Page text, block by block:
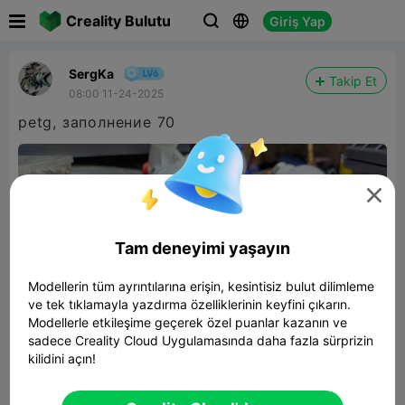
Creality Bulutu   Giriş Yap
SergKa
08:00 11-24-2025
Takip Et
petg, заполнение 70
палатки

Tam deneyimi yaşayın
Modellerin tüm ayrıntılarına erişin, kesintisiz bulut dilimleme
ve tek tıklamayla yazdırma özelliklerinin keyfini çıkarın.
Modellerle etkileşime geçerek özel puanlar kazanın ve
sadece Creality Cloud Uygulamasında daha fazla sürprizin
kilidini açın!